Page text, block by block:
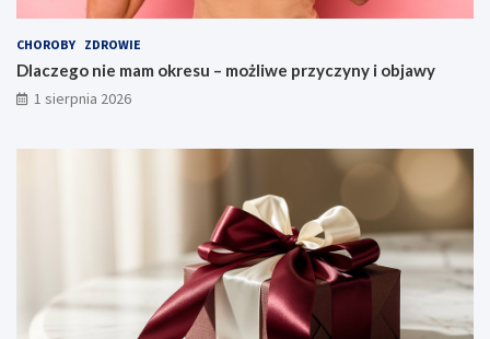
CHOROBY ZDROWIE
Dlaczego nie mam okresu – możliwe przyczyny i objawy
1 sierpnia 2026